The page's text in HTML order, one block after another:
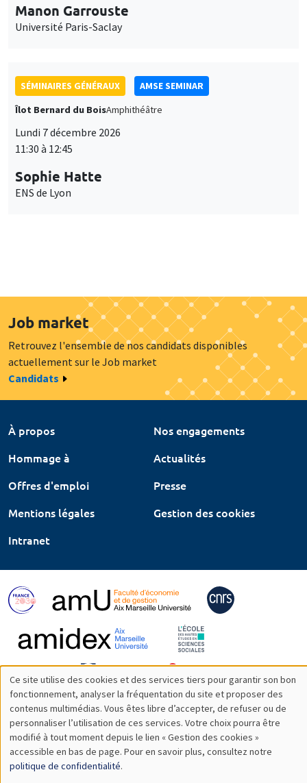
Manon Garrouste
Université Paris-Saclay
SÉMINAIRES GÉNÉRAUX
AMSE SEMINAR
Îlot Bernard du BoisAmphithéâtre
Lundi 7 décembre 2026
11:30 à 12:45
Sophie Hatte
ENS de Lyon
Job market
Retrouvez l'ensemble de nos candidats disponibles
actuellement sur le Job market
Candidats
À propos
Nos engagements
Hommage à
Actualités
Offres d'emploi
Presse
Mentions légales
Gestion des cookies
Intranet
Utilisation
des
données
personnelles
Ce site utilise des cookies et des services tiers pour garantir son bon
fonctionnement, analyser la fréquentation du site et proposer des
contenus multimédias. Vous êtes libre d’accepter, de refuser ou de
personnaliser l’utilisation de ces services. Votre choix pourra être
modifié à tout moment depuis le lien « Gestion des cookies »
accessible en bas de page. Pour en savoir plus, consultez notre
politique de confidentialité.